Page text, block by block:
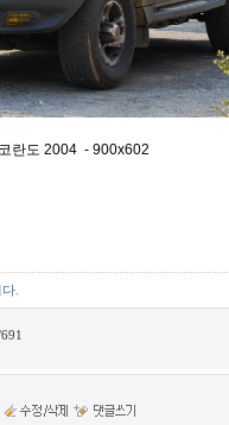
2004 - 900x602
.